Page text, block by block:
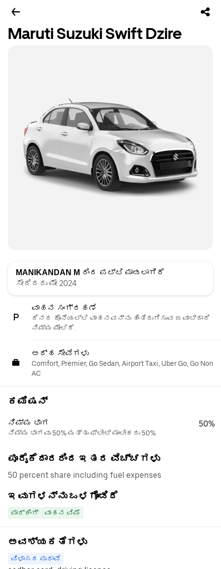
Maruti Suzuki Swift Dzire
MANIKANDAN M ರಿಂದ ಪಟ್ಟಿ ಮಾಡಲಾಗಿದೆ
ಸೇರಿದರು ಮೇ 2024
ವಾಹನ ಸಂಗ್ರಹಣೆ
ದಿನದ ಕೊನೆಯಲ್ಲಿ ವಾಹನವನ್ನು ಹಿಂತಿರುಗಿಸುವ ಜವಾಬ್ದಾರಿ
ನಿಮ್ಮ ಮೇಲಿದೆ.
ಅರ್ಹ ಸೇವೆಗಳು
Comfort, Premier, Go Sedan, Airport Taxi, Uber Go, Go Non
AC
ಕಮಿಷನ್
ನಿಮ್ಮ ಭಾಗ
ನಿಮ್ಮ ಭಾಗವು 50% ಮತ್ತು ಫ್ಲೀಟ್ ಮಾಲೀಕರು 50%
50%
ಪೂರೈಕೆದಾರರಿಂದ ಇತರ ವೆಚ್ಚಗಳು
50 percent share including fuel expenses
ಇವುಗಳನ್ನು ಒಳಗೊಂಡಿದೆ
ಪಾರ್ಕಿಂಗ್ ವಾಹನ ವಿಮೆ
ಅವಶ್ಯಕತೆಗಳು
ವಿಳಾಸದ ಪುರಾವೆ